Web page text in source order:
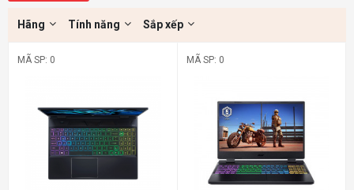
Hãng Tính năng Sắp xếp
MÃ SP: 0 MÃ SP: 0